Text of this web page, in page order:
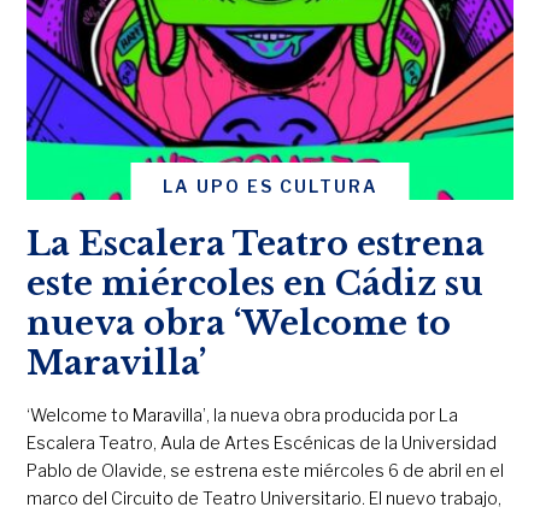
LA UPO ES CULTURA
La Escalera Teatro estrena
este miércoles en Cádiz su
nueva obra ‘Welcome to
Maravilla’
‘Welcome to Maravilla’, la nueva obra producida por La
Escalera Teatro, Aula de Artes Escénicas de la Universidad
Pablo de Olavide, se estrena este miércoles 6 de abril en el
marco del Circuito de Teatro Universitario. El nuevo trabajo,